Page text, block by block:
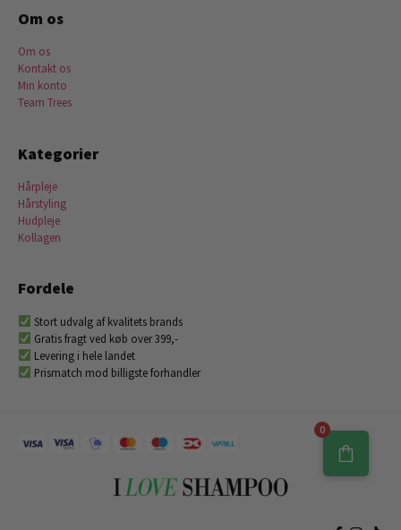
Om os
Om os
Kontakt os
Min konto
Team Trees
Kategorier
Hårpleje
Hårstyling
Hudpleje
Kollagen
Fordele
Stort udvalg af kvalitets brands
Gratis fragt ved køb over 399,-
Levering i hele landet
Prismatch mod billigste forhandler
0